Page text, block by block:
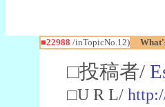
■22988 /inTopicNo.12)
□投稿者/
□U R L/